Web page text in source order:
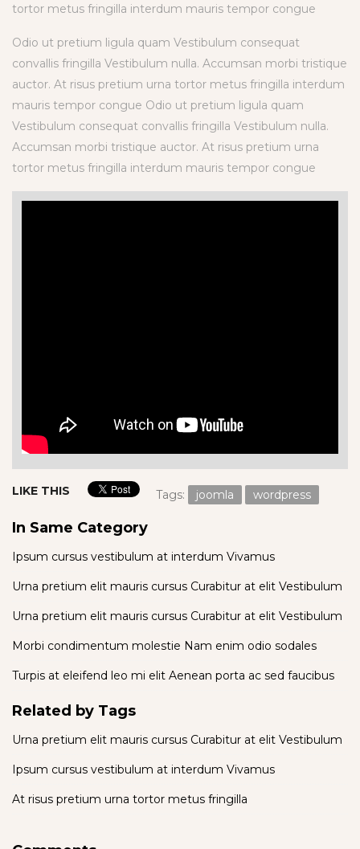
tortor metus fringilla interdum mauris tempor congue
Odio ut pretium ligula quam Vestibulum consequat
convallis fringilla Vestibulum nulla. Accumsan morbi tristique
auctor. At risus pretium urna tortor metus fringilla interdum
mauris tempor congue Odio ut pretium ligula quam
Vestibulum consequat convallis fringilla Vestibulum nulla.
Accumsan morbi tristique auctor. At risus pretium urna
tortor metus fringilla interdum mauris tempor congue
LIKE THIS Tags: joomla wordpress
In Same Category
Ipsum cursus vestibulum at interdum Vivamus
Urna pretium elit mauris cursus Curabitur at elit Vestibulum
Urna pretium elit mauris cursus Curabitur at elit Vestibulum
Morbi condimentum molestie Nam enim odio sodales
Turpis at eleifend leo mi elit Aenean porta ac sed faucibus
Related by Tags
Urna pretium elit mauris cursus Curabitur at elit Vestibulum
Ipsum cursus vestibulum at interdum Vivamus
At risus pretium urna tortor metus fringilla